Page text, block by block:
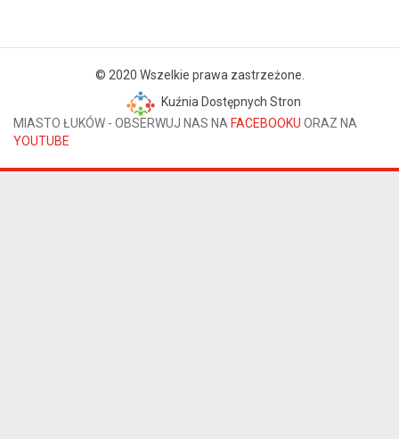
© 2020 Wszelkie prawa zastrzeżone.
Kuźnia Dostępnych Stron
MIASTO ŁUKÓW - OBSERWUJ NAS NA FACEBOOKU ORAZ NA
YOUTUBE